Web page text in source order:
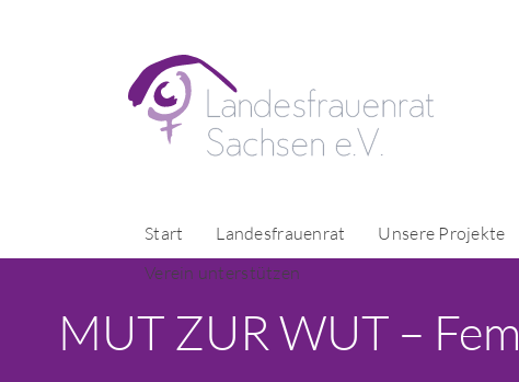
Start Landesfrauenrat Unsere Projekte
Verein unterstützen
MUT ZUR WUT –